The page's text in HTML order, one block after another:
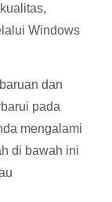
Windows
dan
pada
mengalami
di bawah ini